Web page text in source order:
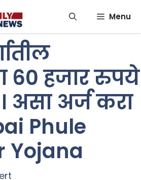
Menu
60 हजार रुपये
असा अर्ज करा
Phule
Yojana